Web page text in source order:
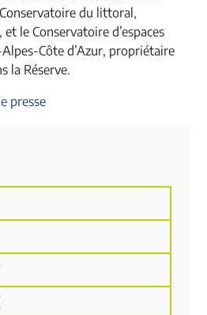
du littoral,
le Conservatoire d’espaces
Côte d’Azur, propriétaire
la Réserve.
presse